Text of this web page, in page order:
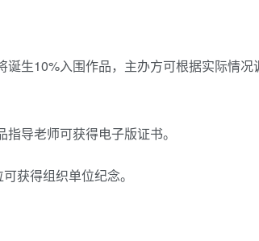
生10%入围作品，主办方可根据实际情
导老师可获得电子版证书。
获得组织单位纪念。